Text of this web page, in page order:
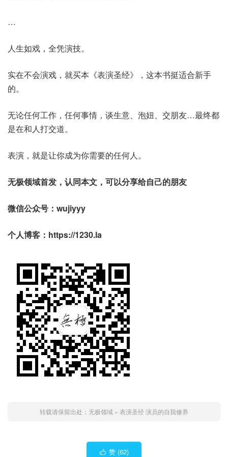
…
人生如戏，全凭演技。
实在不会演戏，就买本《表演圣经》，这本书挺适合新手
的。
无论任何工作，任何事情，谈生意、泡妞、交朋友…最终都
是在和人打交道。
表演，就是让你成为你需要的任何人。
无极领域首发，认同本文，可以分享给自己的朋友
微信公众号：wujiyyy
个人博客：https://1230.la
转载请保留出处： 无极领域 » 表演圣经 演员的自我修养
 赞 (62)